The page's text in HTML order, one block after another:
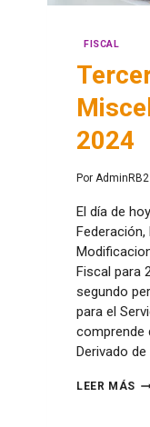
FISCAL
2024
Por AdminRB2
El día de
Fiscal para
segundo
para el
comprende
Derivado
LEER MÁS